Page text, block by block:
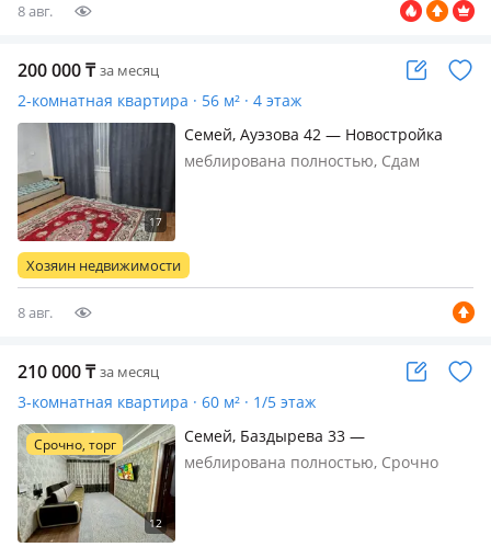
8 авг.
200 000₸ за месяц
2-комнатная квартира · 56 м² · 4 этаж
Семей, Ауэзова 42 — Новостройка
меблирована полностью, Сдам
Счетчики на горячую, холодную воду,
отопление
Хозяин недвижимости
8 авг.
210 000₸ за месяц
3-комнатная квартира · 60 м² · 1/5 этаж
Срочно, торг
Семей, Баздырева 33 —
Жанасемейская 33
меблирована полностью, Срочно